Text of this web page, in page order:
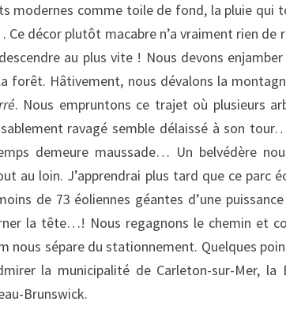
modernes comme toile de fond, la pluie qui
décor plutôt macabre n’a vraiment rien de
au plus vite ! Nous devons enjamber
forêt. Hâtivement, nous dévalons la
. Nous empruntons ce trajet où plusieurs
ravagé semble délaissé à son
demeure maussade… Un belvédère
au loin. J’apprendrai plus tard que ce parc
de 73 éoliennes géantes d’une
la tête…! Nous regagnons le chemin et
nous sépare du stationnement. Quelques
la municipalité de Carleton-sur-Mer, la
Brunswick.